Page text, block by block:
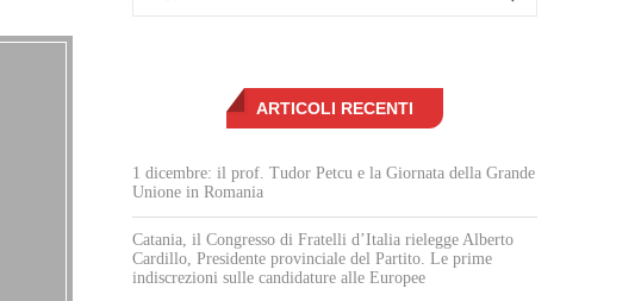
ARTICOLI RECENTI
1 dicembre: il prof. Tudor Petcu e la Giornata della Grande
Unione in Romania
Catania, il Congresso di Fratelli d’Italia rielegge Alberto
Cardillo, Presidente provinciale del Partito. Le prime
indiscrezioni sulle candidature alle Europee